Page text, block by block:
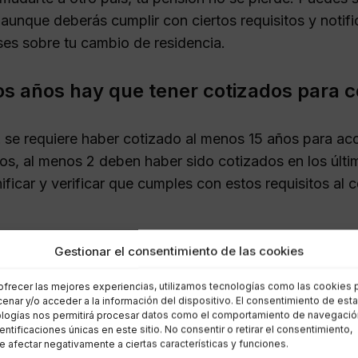
Gestionar el consentimiento de las cookies
las mejores experiencias, utilizamos tecnologías como las cookies
y/o acceder a la información del dispositivo. El consentimiento de
nos permitirá procesar datos como el comportamiento de
únicas en este sitio. No consentir o retirar el consentimiento,
afectar negativamente a ciertas características y funciones.
deberás cumplir con ciertos requisitos y
sobre tu cambio de residencia.
años hay que tener cotizados para
se requiere haber cotizado al menos 15 años para
al menos 2 deben haber sido cotizados en los
y verificar que cumples con estos requisitos al
si cotizo en dos países?
en dos países, puedes beneficiarte del
en ambos lugares. Esto es especialmente
para la pensión.